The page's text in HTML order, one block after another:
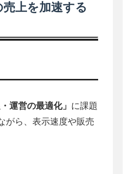
上を加速する
・運営の最適化」 に課題
がら、表示速度や販売